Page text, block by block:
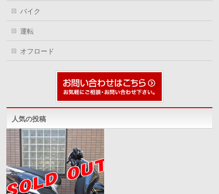
バイク
運転
オフロード
人気の投稿